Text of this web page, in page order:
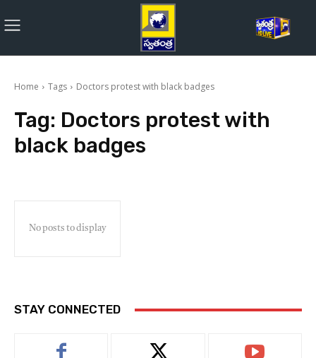
Home Tags Doctors protest with black badges
Tag: Doctors protest with
black badges
No posts to display
STAY CONNECTED